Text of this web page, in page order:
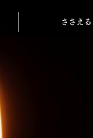
ささえる
ささえる